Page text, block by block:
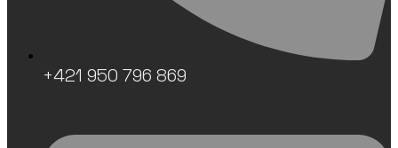
+421 950 796 869